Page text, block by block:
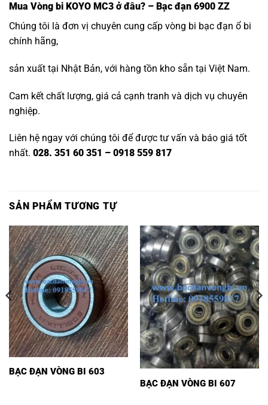
Mua Vòng bi KOYO MC3 ở đâu? – Bạc đạn 6900 ZZ
Chúng tôi là đơn vị chuyên cung cấp vòng bi bạc đạn ổ bi
chính hãng,
sản xuất tại Nhật Bản, với hàng tồn kho sẵn tại Việt Nam.
Cam kết chất lượng, giá cả cạnh tranh và dịch vụ chuyên
nghiệp.
Liên hệ ngay với chúng tôi để được tư vấn và báo giá tốt
nhất. 028. 351 60 351 – 0918 559 817
SẢN PHẨM TƯƠNG TỰ
BẠC ĐẠN VÒNG BI 603
BẠC ĐẠN VÒNG BI 607